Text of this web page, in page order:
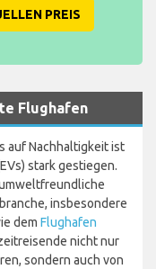
PREIS
Flughafen
auf Nachhaltigkeit ist
stark gestiegen.
insbesondere
dem Flughafen
nicht nur
sondern auch von